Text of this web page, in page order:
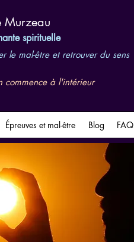
Murzeau
spirituelle
le mal-être et retrouver du sens
commence à l'intérieur
Épreuves et mal-être Blog FAQ